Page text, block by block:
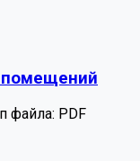
помещений
файла: PDF